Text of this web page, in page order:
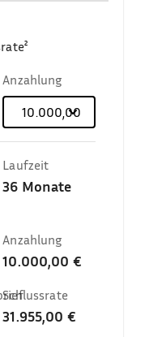
Anzahlung
10.000,00 €
Laufzeit
36 Monate
Anzahlung
10.000,00 €
Schlussrate
31.955,00 €